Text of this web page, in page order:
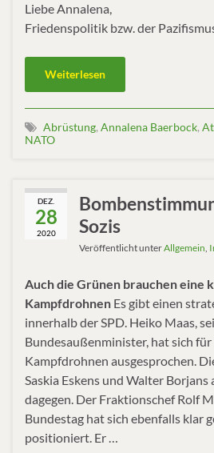
Liebe Annalena,
Friedenspolitik bzw. der
Weiterlesen
Abrüstung, Annalena Baerbock,
NATO
DEZ.
28
2020
Sozis
Veröffentlicht unterAllgemein,
Auch die Grünen brauchen eine
Kampfdrohnen Es gibt einen
innerhalb der SPD. Heiko Maas,
Bundesaußenminister, hat sich
Kampfdrohnen ausgesprochen.
Saskia Eskens und Walter
dagegen. Der Fraktionschef Rolf
Bundestag hat sich ebenfalls klar
positioniert. Er …